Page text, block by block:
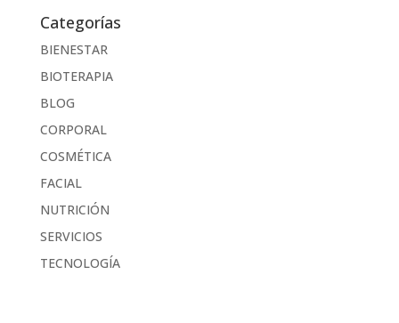
Categorías
BIENESTAR
BIOTERAPIA
BLOG
CORPORAL
COSMÉTICA
FACIAL
NUTRICIÓN
SERVICIOS
TECNOLOGÍA